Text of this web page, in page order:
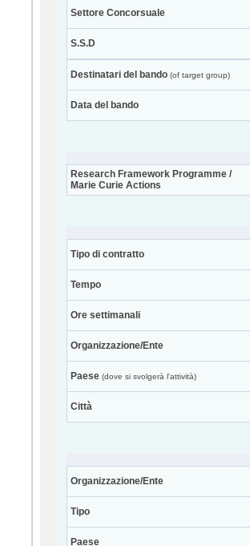
Settore Concorsuale
S.S.D
Destinatari del bando (of target group)
Data del bando
Research Framework Programme /
Marie Curie Actions
Tipo di contratto
Tempo
Ore settimanali
Organizzazione/Ente
Paese (dove si svolgerà l'attività)
Città
Organizzazione/Ente
Tipo
Paese